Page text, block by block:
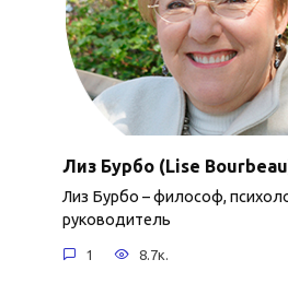
Лиз Бурбо (Lise
Лиз Бурбо – философ,
руководитель
1 8.7к.